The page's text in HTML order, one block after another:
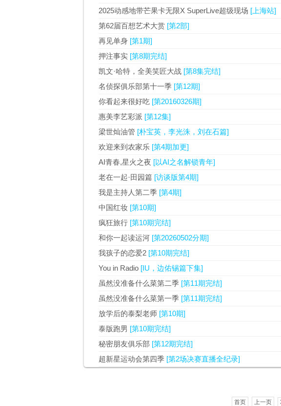
2025动感地带芒果卡无限X SuperLive超级现场 [上海站]
第62届百想艺术大赏 [第2部]
再见单身 [第1期]
押注事实 [第8期完结]
凯文·哈特，全美笑匠大战 [第8集完结]
名侦探俱乐部第十一季 [第12期]
你看起来很好吃 [第20160326期]
惠美李艺彩派 [第12集]
梁世灿油管 [朴宝英，李光洙，刘在石篇]
欢迎来到农家乐 [第4期加更]
AI青春,星火之夜 [以AI之名解锁青年]
老在一起·田园篇 [访谈版第4期]
我是主持人第二季 [第4期]
中国红妆 [第10期]
疯狂旅行 [第10期完结]
和你一起读运河 [第20260502分期]
我孩子的恋爱2 [第10期完结]
You in Radio [IU，边佑锡篇下集]
虽然没准备什么菜第二季 [第11期完结]
虽然没准备什么菜第一季 [第11期完结]
放学后的泰梨老师 [第10期]
泰版跑男 [第10期完结]
秘密朋友俱乐部 [第12期完结]
超新星运动会第四季 [第2场决赛直播全纪录]
首页 上一页